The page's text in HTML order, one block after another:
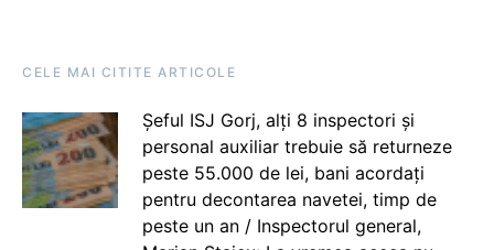
CELE MAI CITITE ARTICOLE
Șeful ISJ Gorj, alți 8 inspectori și
personal auxiliar trebuie să returneze
peste 55.000 de lei, bani acordați
pentru decontarea navetei, timp de
peste un an / Inspectorul general,